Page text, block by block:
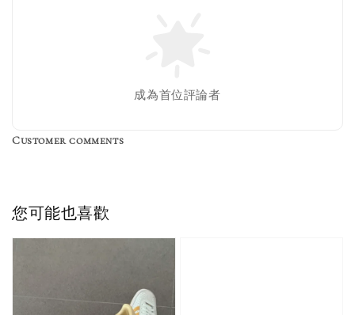
成為首位評論者
Customer comments
您可能也喜歡